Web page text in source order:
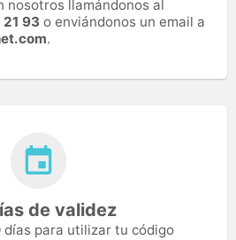
nosotros llamándonos al
21 93 o enviándonos un email a
.
de validez
días para utilizar tu código